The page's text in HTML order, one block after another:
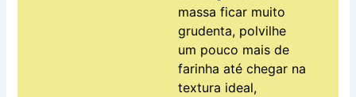
massa ficar muito
grudenta, polvilhe
um pouco mais de
farinha até chegar na
textura ideal,